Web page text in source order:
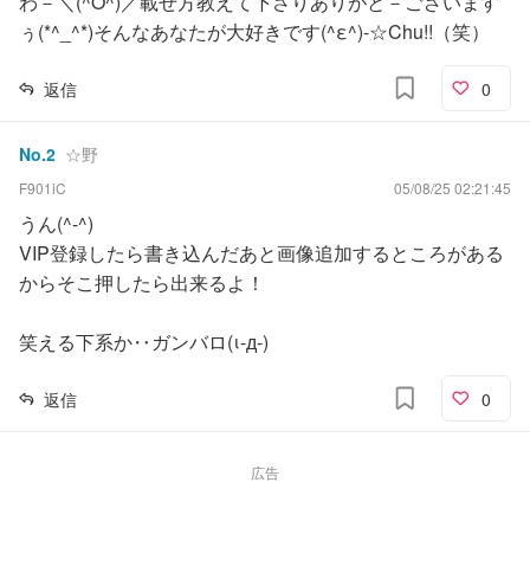
ぅ(*^_^*)そんなあなたが大好きです(^ε^)-☆Chu!!（笑）
返信 0
No.2 ☆野
F901iC 05/08/25 02:21:45
うん(^-^)
VIP登録したら書き込んだあと画像追加するところがある
からそこ押したら出来るよ！
笑える下系か‥ガンバロ(ι-д-)
返信 0
広告